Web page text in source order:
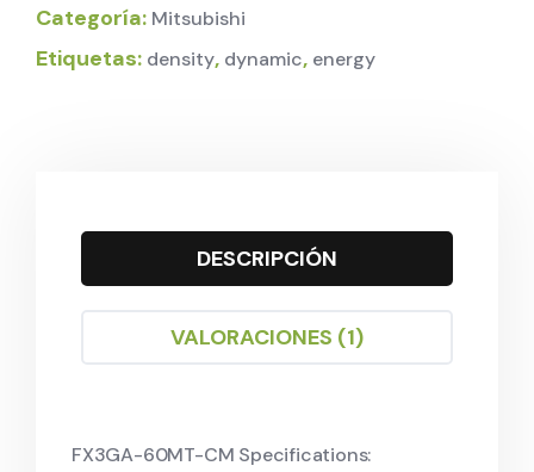
Categoría: Mitsubishi
Etiquetas: density, dynamic, energy
DESCRIPCIÓN
VALORACIONES (1)
FX3GA-60MT-CM Specifications: